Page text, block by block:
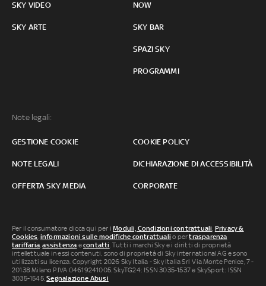
SKY VIDEO
SKY ARTE
NOW
SKY BAR
SPAZI SKY
PROGRAMMI
Note legali:
GESTIONE COOKIE COOKIE POLICY
NOTE LEGALI DICHIARAZIONE DI ACCESSIBILITÀ
OFFERTA SKY MEDIA CORPORATE
Per il consumatore clicca qui per iModuli, Condizioni contrattuali, Privacy &
Cookies, informazioni sulle modifiche contrattuali o pertrasparenza
tariffaria,assistenza econtatti. Tutti i marchi Sky e i diritti di proprietà
intellettuale in essi contenuti, sono di proprietà di Sky international AG e sono
utilizzati su licenza. Copyright 2026 Sky Italia - Sky Italia Srl Via Monte Penice, 7 -
20138 Milano P.IVA 04619241005. SkyTG24: ISSN 3035-1537 e SkySport: ISSN
3035-1545.Segnalazione Abusi